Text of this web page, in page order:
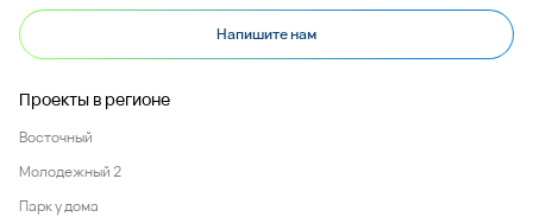
Напишите нам
Проекты в регионе
Восточный
Молодежный 2
Парк у дома